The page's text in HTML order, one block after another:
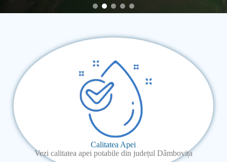
Calitatea Apei
Vezi calitatea apei potabile din județul Dâmbovița